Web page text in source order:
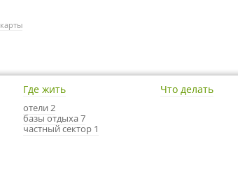
карты
Где жить
отели 2
базы отдыха 7
частный сектор 1
Что делать